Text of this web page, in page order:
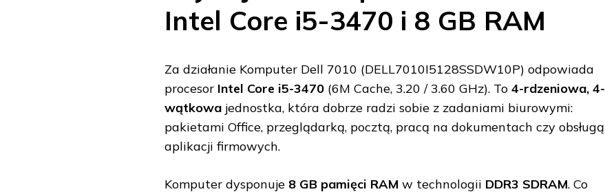
Intel Core i5-3470 i 8 GB RAM
Za działanie Komputer Dell 7010 (DELL7010I5128SSDW10P) odpowiada
procesor Intel Core i5-3470 (6M Cache, 3.20 / 3.60 GHz). To 4-rdzeniowa, 4-
wątkowa jednostka, która dobrze radzi sobie z zadaniami biurowymi:
pakietami Office, przeglądarką, pocztą, pracą na dokumentach czy obsługą
aplikacji firmowych.
Komputer dysponuje 8 GB pamięci RAM w technologii DDR3 SDRAM. Co